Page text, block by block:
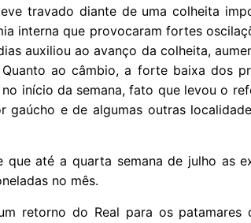
travado diante de uma colheita
interna que provocaram fortes
auxiliou ao avanço da colheita,
ao câmbio, a forte baixa dos
início da semana, fato que levou o
gaúcho e de algumas outras
até a quarta semana de julho as
no mês.
retorno do Real para os